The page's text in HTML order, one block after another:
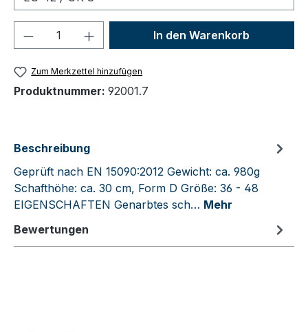
Produkt Anzahl: Gib denIn den Warenkorb
Zum Merkzettel hinzufügen
Produktnummer: 92001.7
Beschreibung
Geprüft nach EN 15090:2012 Gewicht: ca. 980g
Schafthöhe: ca. 30 cm, Form D Größe: 36 - 48
EIGENSCHAFTEN Genarbtes sch… Mehr
Bewertungen